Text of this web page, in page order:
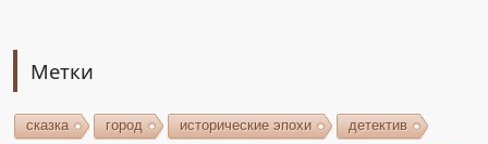
Метки
сказка город исторические эпохи детектив